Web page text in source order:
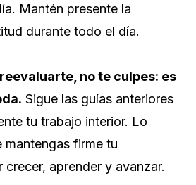
Mantén presente la
durante todo el día.
no te culpes: es
Sigue las guías anteriores
tu trabajo interior. Lo
mantengas firme tu
crecer, aprender y avanzar.